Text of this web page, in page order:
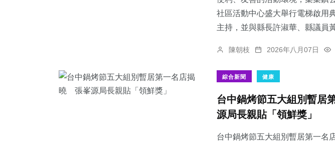
社區活動中心盛大舉行電梯啟用
主持，並與縣長許淑華、縣議員
陳朝枝 2026年八月07日
綜合新聞 健康
台中鍋烤節五大組別暫
源局長親貼「領鮮獎」
台中鍋烤節五大組別暫居第一